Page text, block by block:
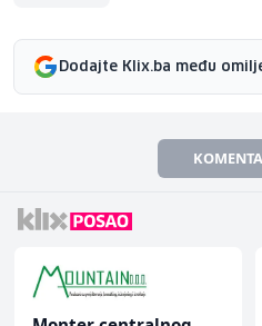
Dodajte Klix.ba među